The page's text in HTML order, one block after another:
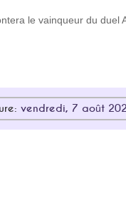
le vainqueur du
vendredi, 7 août